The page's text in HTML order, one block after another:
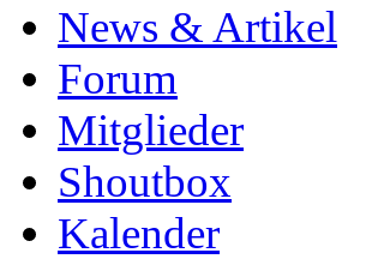
News & Artikel
Forum
Mitglieder
Shoutbox
Kalender